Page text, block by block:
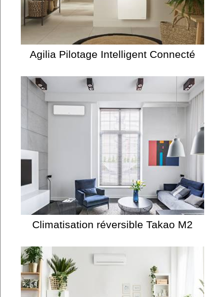
Agilia Pilotage Intelligent Connecté
Climatisation réversible Takao M2